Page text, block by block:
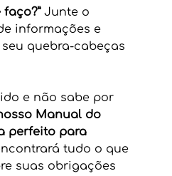
Junte o
informações e
quebra-cabeças
e não sabe por
Manual do
perfeito para
tudo o que
suas obrigações